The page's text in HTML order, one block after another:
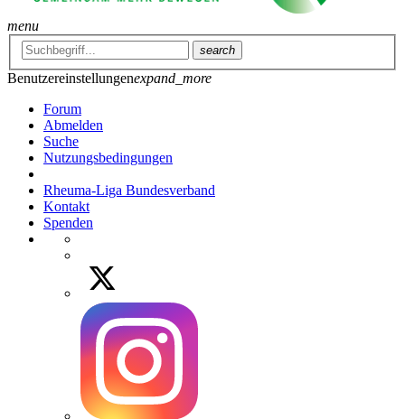
menu
search
Benutzereinstellungenexpand_more
Forum
Abmelden
Suche
Nutzungsbedingungen
Rheuma-Liga Bundesverband
Kontakt
Spenden